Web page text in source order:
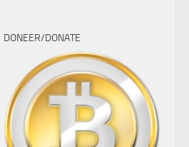
DONEER/DONATE